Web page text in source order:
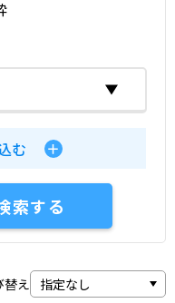
む
索する
替え